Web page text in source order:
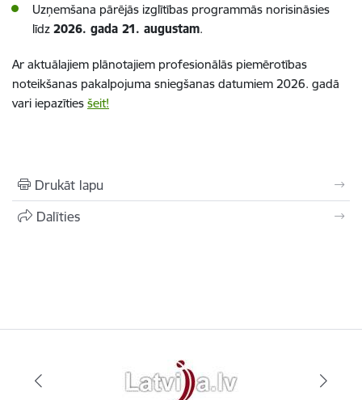
Uzņemšana pārējās izglītības programmās norisināsies
līdz 2026. gada 21. augustam.
Ar aktuālajiem plānotajiem profesionālās piemērotības
noteikšanas pakalpojuma sniegšanas datumiem 2026. gadā
vari iepazīties šeit!
Drukāt lapu
Dalīties